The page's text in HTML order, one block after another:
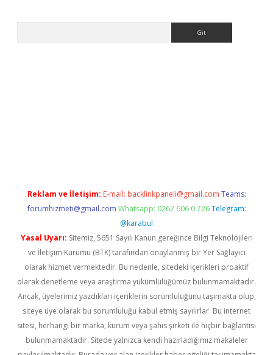
Reklam ve İletişim: E-mail: backlinkpaneli@gmail.com Teams:
forumhizmeti@gmail.com Whatsapp: 0262 606 0 726 Telegram:
@karabul
Yasal Uyarı: Sitemiz, 5651 Sayılı Kanun gereğince Bilgi Teknolojileri
ve İletişim Kurumu (BTK) tarafından onaylanmış bir Yer Sağlayıcı
olarak hizmet vermektedir. Bu nedenle, sitedeki içerikleri proaktif
olarak denetleme veya araştırma yükümlülüğümüz bulunmamaktadır.
Ancak, üyelerimiz yazdıkları içeriklerin sorumluluğunu taşımakta olup,
siteye üye olarak bu sorumluluğu kabul etmiş sayılırlar. Bu internet
sitesi, herhangi bir marka, kurum veya şahıs şirketi ile hiçbir bağlantısı
bulunmamaktadır. Sitede yalnızca kendi hazırladığımız makaleler